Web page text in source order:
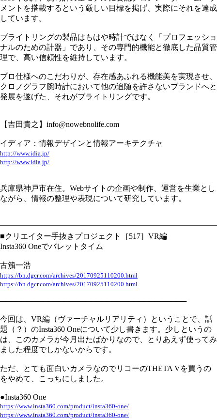
メントを搭載するという厳しい目標を掲げ、実際にそれを達成
しています。
ブライトリングの製品はもはや時計ではなく「プロフェッショ
ナルのための計器」であり、その専門的機能と徹底した品質管
理で、高い信頼性を維持しています。
プロ仕様へのこだわりが、存在感あふれる機能美を実現させ、
クロノグラフ腕時計において他の追随を許さないブランドへと
発展を遂げた、それがブライトリングです。
【吉田貴之】info@nowebnolife.com
イディア：情報デザインと情報アーキテクチャ
http://www.idia.jp/
http://www.idia.jp/
兵庫県神戸市在住。Webサイトの企画や制作、運営を生業とし
ながら、情報の整理や表現について研究しています。
■クリエイター手抜きプロジェクト［517］VR編
Insta360 Oneでバレットタイム
古籏一浩
https://bn.dgcr.com/archives/20170925110200.html
https://bn.dgcr.com/archives/20170925110200.html
───────────────────────────────────
今回は、VR編（ヴァーチャルリアリティ）ということで、話
題（？）のInsta360 Oneについて少し書きます。少しというの
は、このカメラが今月出たばかりなので、とりあえず使ってみ
ました程度でしかないからです。
ただ、とても面白いカメラなのでリコーのTHETA Vを買うの
をやめて、こっちにしました。
●Insta360 One
https://www.insta360.com/product/insta360-one/
https://www.insta360.com/product/insta360-one/